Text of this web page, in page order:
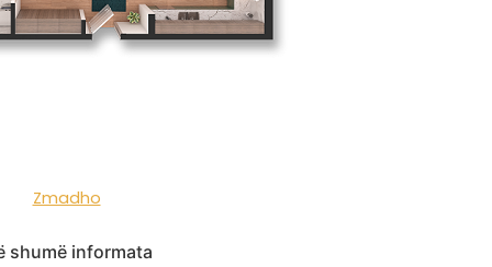
Zmadho
shumë informata